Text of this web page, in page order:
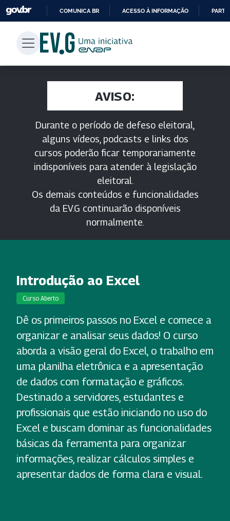
PARA
CONTEÚDO
COMUNICA BR ACESSO À INFORMAÇÃO
AVISO:
Durante o período de defeso eleitoral,
alguns vídeos, podcasts e links dos
cursos poderão ficar temporariamente
indisponíveis para atender à legislação
eleitoral.
Os demais conteúdos e funcionalidades
da EV.G continuarão disponíveis
normalmente.
Introdução ao Excel
Curso Aberto
Dê os primeiros passos no Excel e comece a
organizar e analisar seus dados! O curso
aborda a visão geral do Excel, o trabalho em
uma planilha eletrônica e a apresentação
de dados com formatação e gráficos.
Destinado a servidores, estudantes e
profissionais que estão iniciando no uso do
Excel e buscam dominar as funcionalidades
básicas da ferramenta para organizar
informações, realizar cálculos simples e
apresentar dados de forma clara e visual.